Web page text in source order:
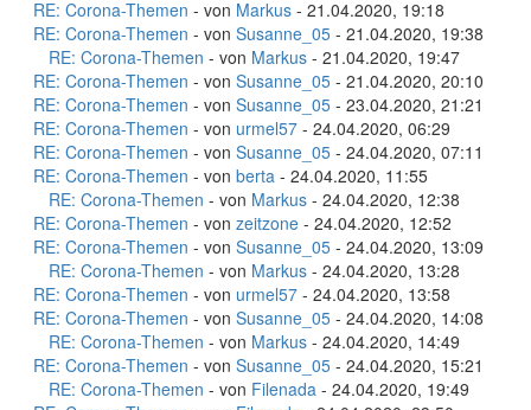
RE: Corona-Themen - von Markus - 21.04.2020, 19:18
RE: Corona-Themen - von Susanne_05 - 21.04.2020, 19:38
RE: Corona-Themen - von Markus - 21.04.2020, 19:47
RE: Corona-Themen - von Susanne_05 - 21.04.2020, 20:10
RE: Corona-Themen - von Susanne_05 - 23.04.2020, 21:21
RE: Corona-Themen - von urmel57 - 24.04.2020, 06:29
RE: Corona-Themen - von Susanne_05 - 24.04.2020, 07:11
RE: Corona-Themen - von berta - 24.04.2020, 11:55
RE: Corona-Themen - von Markus - 24.04.2020, 12:38
RE: Corona-Themen - von zeitzone - 24.04.2020, 12:52
RE: Corona-Themen - von Susanne_05 - 24.04.2020, 13:09
RE: Corona-Themen - von Markus - 24.04.2020, 13:28
RE: Corona-Themen - von urmel57 - 24.04.2020, 13:58
RE: Corona-Themen - von Susanne_05 - 24.04.2020, 14:08
RE: Corona-Themen - von Markus - 24.04.2020, 14:49
RE: Corona-Themen - von Susanne_05 - 24.04.2020, 15:21
RE: Corona-Themen - von Filenada - 24.04.2020, 19:49